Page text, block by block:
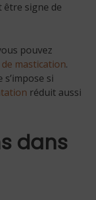
être signe de
pouvez
mastication.
si
réduit aussi
dans